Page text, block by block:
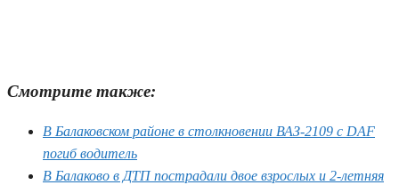
Смотрите также:
В Балаковском районе в столкновении ВАЗ-2109 с DAF
погиб водитель
В Балаково в ДТП пострадали двое взрослых и 2-летняя